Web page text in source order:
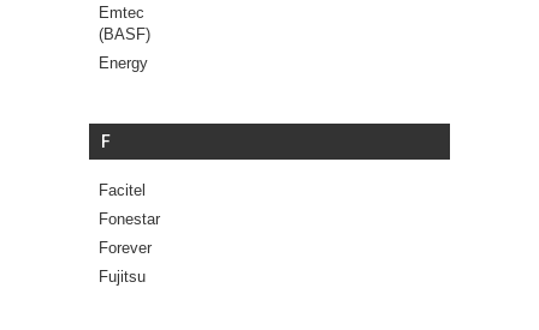
Emtec
(BASF)
Energy
F
Facitel
Fonestar
Forever
Fujitsu